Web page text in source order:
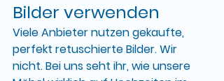
Bilder verwenden
Viele Anbieter nutzen gekaufte,
perfekt retuschierte Bilder. Wir
nicht. Bei uns seht ihr, wie unsere